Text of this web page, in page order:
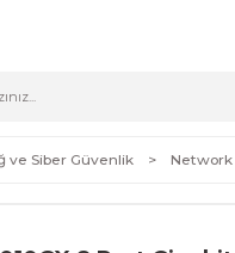
ve Siber Güvenlik Network